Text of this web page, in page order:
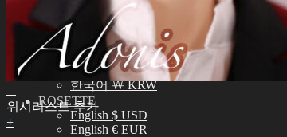
IDEALIAN
English $ USD
English € EUR
日本語 ￥ JPY
中文 $ USD
한국어 ￦ KRW
ROSETTE
English $ USD
English € EUR
위시리스트 추가
+